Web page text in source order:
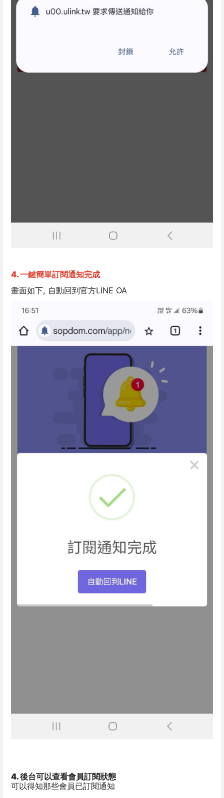
4. 一鍵簡單訂閱通知完成
畫面如下, 自動回到官方LINE OA
4. 後台可以查看會員訂閱狀態
可以得知那些會員已訂閱通知